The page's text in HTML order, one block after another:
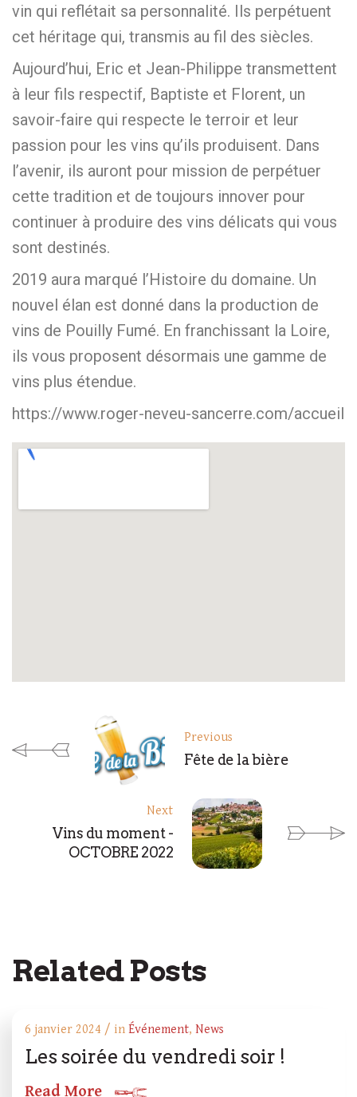
vin qui reflétait sa personnalité. Ils perpétuent
cet héritage qui, transmis au fil des siècles.
Aujourd’hui, Eric et Jean-Philippe transmettent
à leur fils respectif, Baptiste et Florent, un
savoir-faire qui respecte le terroir et leur
passion pour les vins qu’ils produisent. Dans
l’avenir, ils auront pour mission de perpétuer
cette tradition et de toujours innover pour
continuer à produire des vins délicats qui vous
sont destinés.
2019 aura marqué l’Histoire du domaine. Un
nouvel élan est donné dans la production de
vins de Pouilly Fumé. En franchissant la Loire,
ils vous proposent désormais une gamme de
vins plus étendue.
https://www.roger-neveu-sancerre.com/accueil
Previous
Fête de la bière
Next
Vins du moment -
OCTOBRE 2022
Related Posts
6 janvier 2024 / in Événement, News
Les soirée du vendredi soir !
Read More